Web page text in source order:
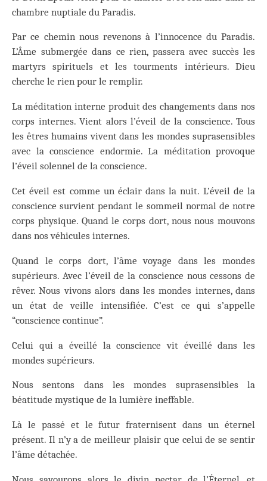
chambre nuptiale du Paradis.
Par ce chemin nous revenons à l’innocence du Paradis.
L’Âme submergée dans ce rien, passera avec succès les
martyrs spirituels et les tourments intérieurs. Dieu
cherche le rien pour le remplir.
La méditation interne produit des changements dans nos
corps internes. Vient alors l’éveil de la conscience. Tous
les êtres humains vivent dans les mondes suprasensibles
avec la conscience endormie. La méditation provoque
l’éveil solennel de la conscience.
Cet éveil est comme un éclair dans la nuit. L’éveil de la
conscience survient pendant le sommeil normal de notre
corps physique. Quand le corps dort, nous nous mouvons
dans nos véhicules internes.
Quand le corps dort, l’âme voyage dans les mondes
supérieurs. Avec l’éveil de la conscience nous cessons de
rêver. Nous vivons alors dans les mondes internes, dans
un état de veille intensifiée. C’est ce qui s’appelle
“conscience continue”.
Celui qui a éveillé la conscience vit éveillé dans les
mondes supérieurs.
Nous sentons dans les mondes suprasensibles la
béatitude mystique de la lumière ineffable.
Là le passé et le futur fraternisent dans un éternel
présent. Il n’y a de meilleur plaisir que celui de se sentir
l’âme détachée.